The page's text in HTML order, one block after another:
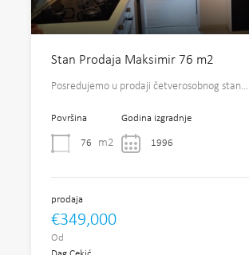
Stan Prodaja Maksimir 76 m2
Posredujemo u prodaji četverosobnog stan…
Površina
76 m2
Godina izgradnje
1996
prodaja
€349,000
Od